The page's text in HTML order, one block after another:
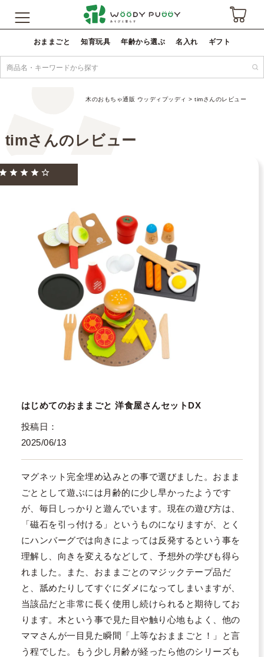
おままごと 知育玩具 年齢から選ぶ 名入れ ギフト
木のおもちゃ通販 ウッディプッディ timさんのレビュー
timさんのレビュー
はじめてのおままごと 洋食屋さんセットDX
投稿日
2025/06/13
マグネット完全埋め込みとの事で選びました。おまま
ごととして遊ぶには月齢的に少し早かったようです
が、毎日しっかりと遊んでいます。現在の遊び方は、
「磁石を引っ付ける」というものになりますが、とく
にハンバーグでは向きによっては反発するという事を
理解し、向きを変えるなどして、予想外の学びも得ら
れました。また、おままごとのマジックテープ品だ
と、舐めたりしてすぐにダメになってしまいますが、
当該品だと非常に長く使用し続けられると期待してお
ります。木という事で見た目や触り心地もよく、他の
ママさんが一目見た瞬間「上等なおままごと！」と言
う程でした。もう少し月齢が経ったら他のシリーズも